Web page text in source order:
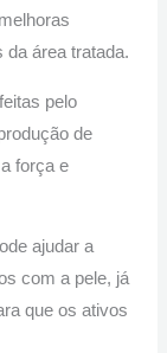
área tratada.
pelo
de
força e
ajudar a
com a pele, já
que os ativos